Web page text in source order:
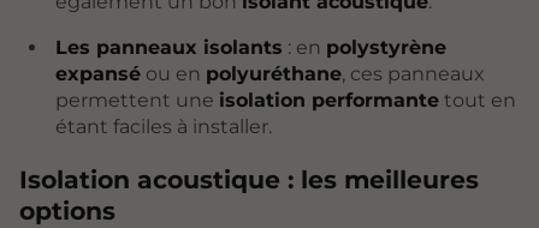
Les panneaux isolants : en polystyrène
expanséou en polyuréthane, ces panneaux
permettent une isolation performantetout en
étant faciles à installer.
Isolation acoustique : les meilleures
options